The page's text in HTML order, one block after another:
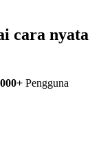
cara nyata
Pengguna